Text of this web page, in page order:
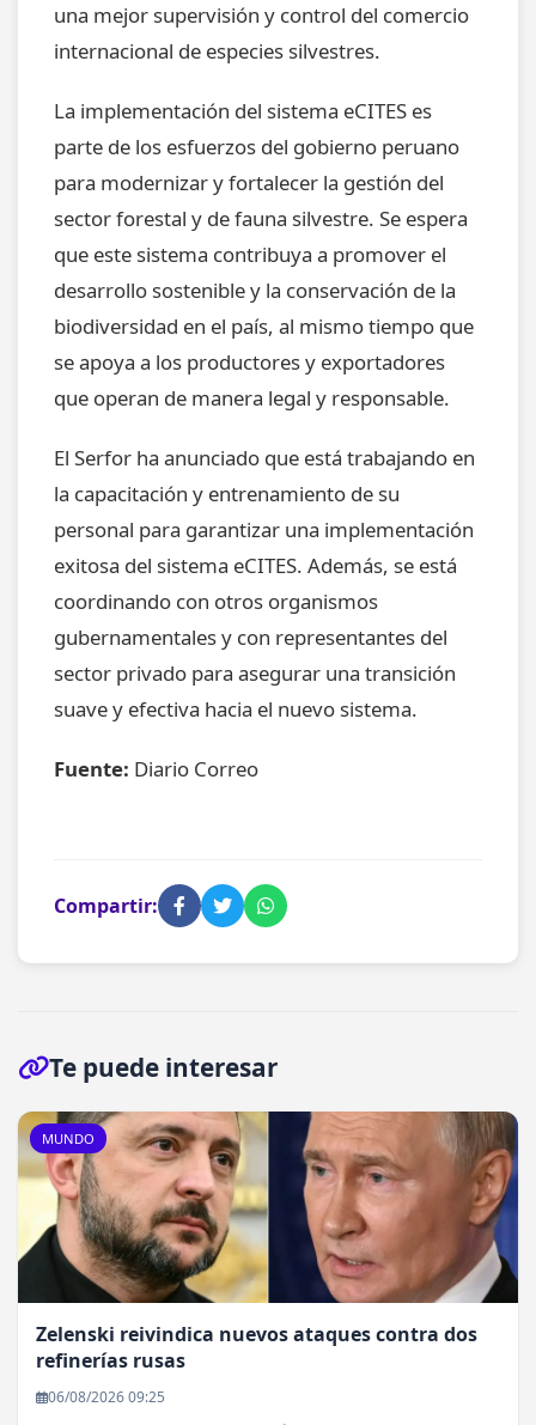
una mejor supervisión y control del comercio
internacional de especies silvestres.
La implementación del sistema eCITES es
parte de los esfuerzos del gobierno peruano
para modernizar y fortalecer la gestión del
sector forestal y de fauna silvestre. Se espera
que este sistema contribuya a promover el
desarrollo sostenible y la conservación de la
biodiversidad en el país, al mismo tiempo que
se apoya a los productores y exportadores
que operan de manera legal y responsable.
El Serfor ha anunciado que está trabajando en
la capacitación y entrenamiento de su
personal para garantizar una implementación
exitosa del sistema eCITES. Además, se está
coordinando con otros organismos
gubernamentales y con representantes del
sector privado para asegurar una transición
suave y efectiva hacia el nuevo sistema.
Fuente: Diario Correo
Compartir:
Te puede interesar
MUNDO
Zelenski reivindica nuevos ataques contra dos
refinerías rusas
06/08/2026 09:25